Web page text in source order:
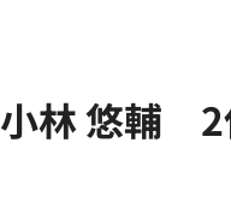
小林 悠輔 2